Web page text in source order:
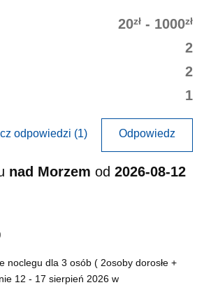
20zł - 1000zł
2
2
1
odpowiedzi (1) Odpowiedz
nad Morzem od 2026-08-12
noclegu dla 3 osób ( 2osoby dorosłe +
12 - 17 sierpień 2026 w